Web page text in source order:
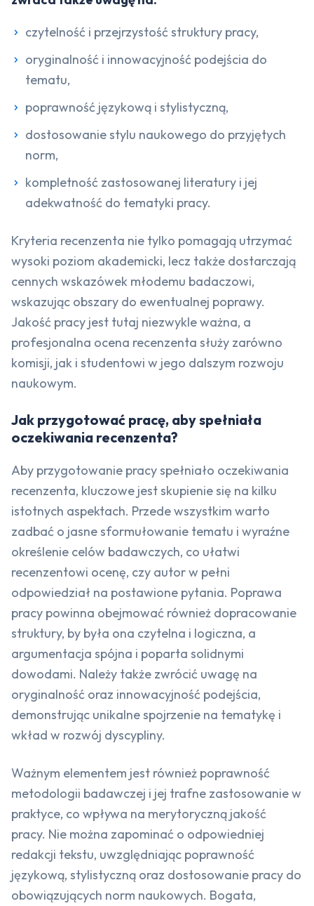
czytelność i przejrzystość struktury pracy,
oryginalność i innowacyjność podejścia do
tematu,
poprawność językową i stylistyczną,
dostosowanie stylu naukowego do przyjętych
norm,
kompletność zastosowanej literatury i jej
adekwatność do tematyki pracy.
Kryteria recenzenta nie tylko pomagają utrzymać
wysoki poziom akademicki, lecz także dostarczają
cennych wskazówek młodemu badaczowi,
wskazując obszary do ewentualnej poprawy.
Jakość pracy jest tutaj niezwykle ważna, a
profesjonalna ocena recenzenta służy zarówno
komisji, jak i studentowi w jego dalszym rozwoju
naukowym.
Jak przygotować pracę, aby spełniała
oczekiwania recenzenta?
Aby przygotowanie pracy spełniało oczekiwania
recenzenta, kluczowe jest skupienie się na kilku
istotnych aspektach. Przede wszystkim warto
zadbać o jasne sformułowanie tematu i wyraźne
określenie celów badawczych, co ułatwi
recenzentowi ocenę, czy autor w pełni
odpowiedział na postawione pytania. Poprawa
pracy powinna obejmować również dopracowanie
struktury, by była ona czytelna i logiczna, a
argumentacja spójna i poparta solidnymi
dowodami. Należy także zwrócić uwagę na
oryginalność oraz innowacyjność podejścia,
demonstrując unikalne spojrzenie na tematykę i
wkład w rozwój dyscypliny.
Ważnym elementem jest również poprawność
metodologii badawczej i jej trafne zastosowanie w
praktyce, co wpływa na merytoryczną jakość
pracy. Nie można zapominać o odpowiedniej
redakcji tekstu, uwzględniając poprawność
językową, stylistyczną oraz dostosowanie pracy do
obowiązujących norm naukowych. Bogata,